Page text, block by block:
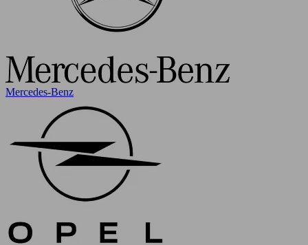
Mercedes-Benz